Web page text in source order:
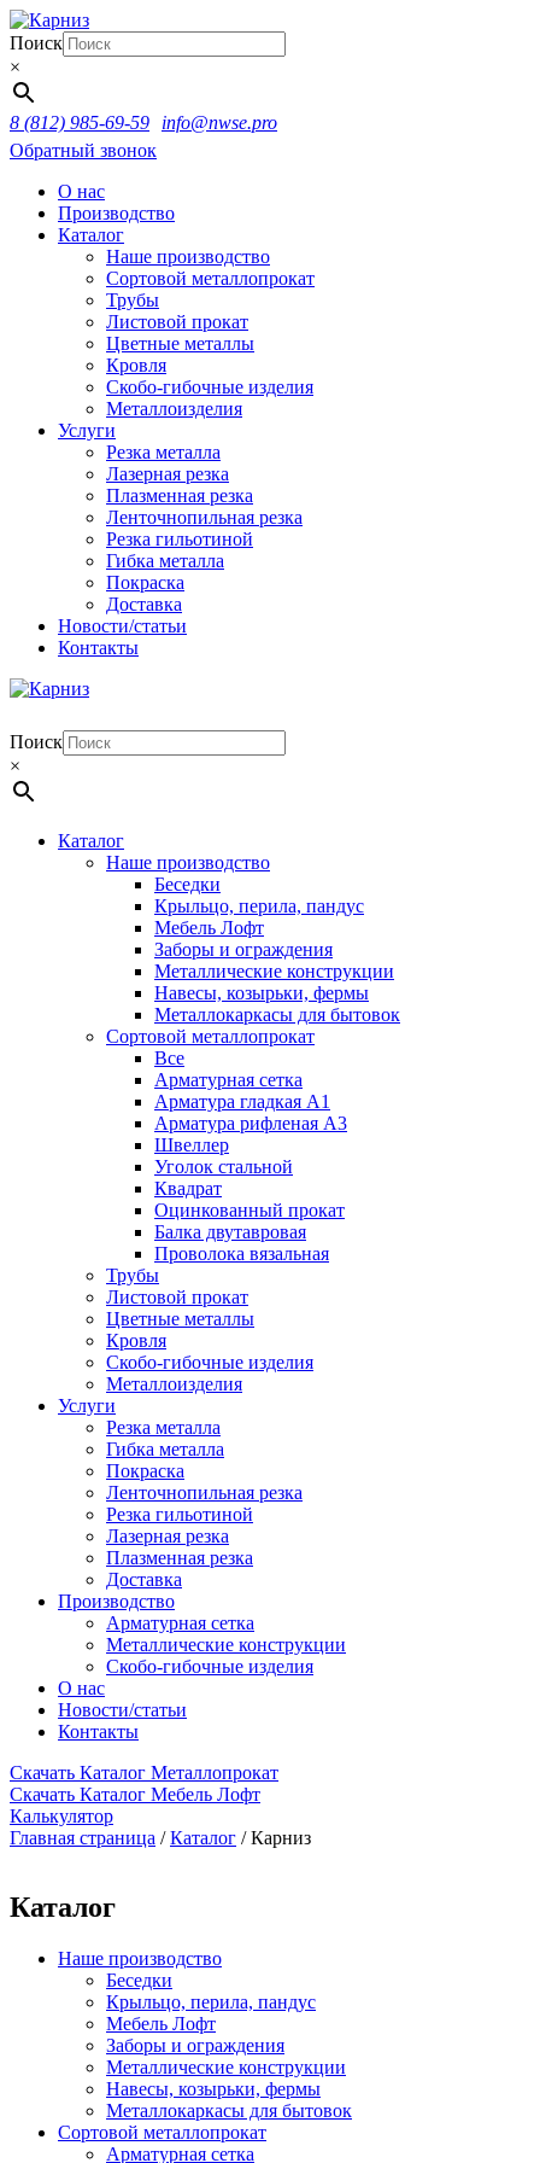
Поиск
×
8 (812) 985-69-59
info@nwse.pro
Обратный звонок
О нас
Производство
Каталог
Наше производство
Сортовой металлопрокат
Трубы
Листовой прокат
Цветные металлы
Кровля
Скобо-гибочные изделия
Металлоизделия
Услуги
Резка металла
Лазерная резка
Плазменная резка
Ленточнопильная резка
Резка гильотиной
Гибка металла
Покраска
Доставка
Новости/статьи
Контакты
Поиск
×
Каталог
Наше производство
Беседки
Крыльцо, перила, пандус
Мебель Лофт
Заборы и ограждения
Металлические конструкции
Навесы, козырьки, фермы
Металлокаркасы для бытовок
Сортовой металлопрокат
Все
Арматурная сетка
Арматура гладкая А1
Арматура рифленая А3
Швеллер
Уголок стальной
Квадрат
Оцинкованный прокат
Балка двутавровая
Проволока вязальная
Трубы
Листовой прокат
Цветные металлы
Кровля
Скобо-гибочные изделия
Металлоизделия
Услуги
Резка металла
Гибка металла
Покраска
Ленточнопильная резка
Резка гильотиной
Лазерная резка
Плазменная резка
Доставка
Производство
Арматурная сетка
Металлические конструкции
Скобо-гибочные изделия
О нас
Новости/статьи
Контакты
Скачать Каталог Металлопрокат
Скачать Каталог Мебель Лофт
Калькулятор
Главная страница /Каталог /Карниз
Каталог
Наше производство
Беседки
Крыльцо, перила, пандус
Мебель Лофт
Заборы и ограждения
Металлические конструкции
Навесы, козырьки, фермы
Металлокаркасы для бытовок
Сортовой металлопрокат
Арматурная сетка